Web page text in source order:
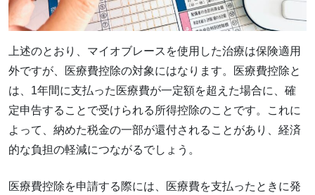
上述のとおり、マイオブレースを使用した治療は保険適用
外ですが、医療費控除の対象にはなります。医療費控除と
は、1年間に支払った医療費が一定額を超えた場合に、確
定申告することで受けられる所得控除のことです。これに
よって、納めた税金の一部が還付されることがあり、経済
的な負担の軽減につながるでしょう。
医療費控除を申請する際には、医療費を支払ったときに発